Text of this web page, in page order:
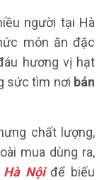
người tại Hà
món ăn đặc
hương vị hạt
sức tìm nơi bán
chất lượng,
mua dùng ra,
Hà Nộiđể biếu